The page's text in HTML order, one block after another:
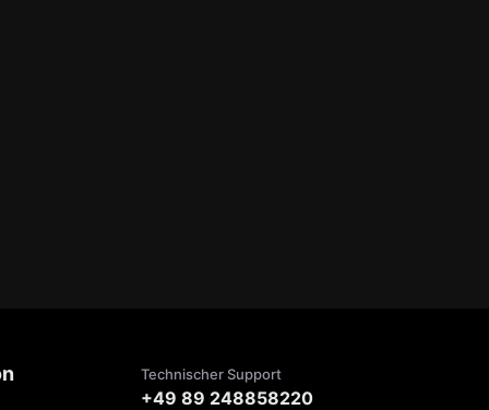
Technischer Support
+49 89 248858220